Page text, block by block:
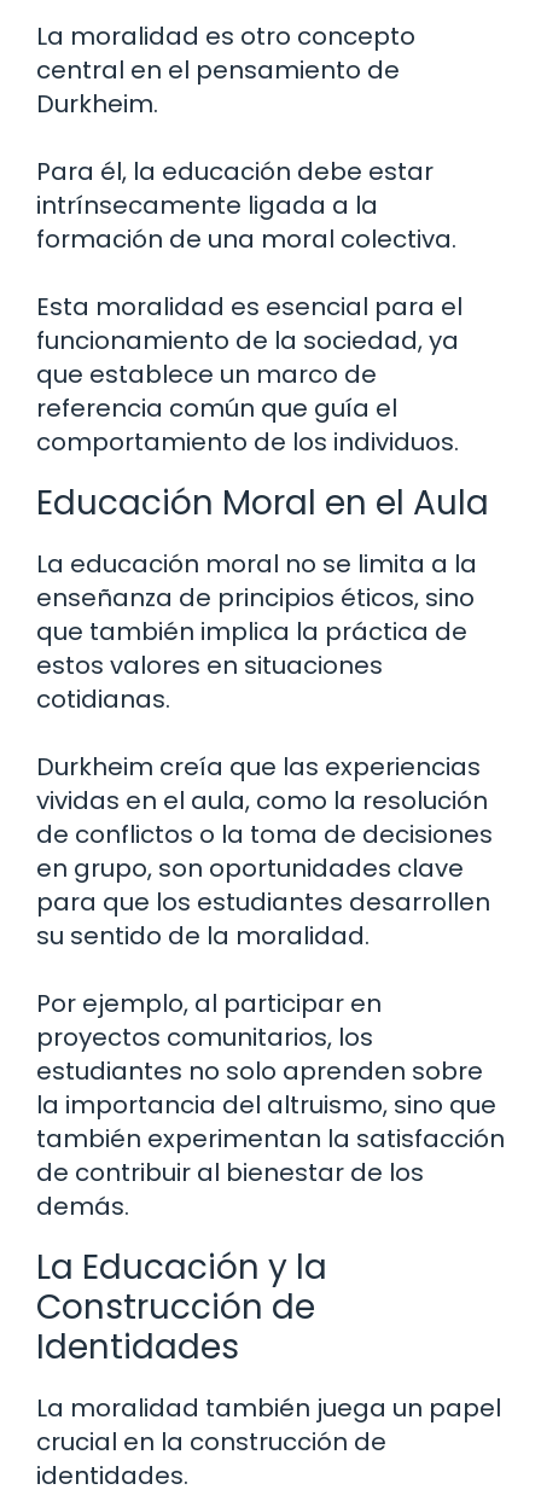
La moralidad es otro concepto
central en el pensamiento de
Durkheim.
Para él, la educación debe estar
intrínsecamente ligada a la
formación de una moral colectiva.
Esta moralidad es esencial para el
funcionamiento de la sociedad, ya
que establece un marco de
referencia común que guía el
comportamiento de los individuos.
Educación Moral en el Aula
La educación moral no se limita a la
enseñanza de principios éticos, sino
que también implica la práctica de
estos valores en situaciones
cotidianas.
Durkheim creía que las experiencias
vividas en el aula, como la resolución
de conflictos o la toma de decisiones
en grupo, son oportunidades clave
para que los estudiantes desarrollen
su sentido de la moralidad.
Por ejemplo, al participar en
proyectos comunitarios, los
estudiantes no solo aprenden sobre
la importancia del altruismo, sino que
también experimentan la satisfacción
de contribuir al bienestar de los
demás.
La Educación y la
Construcción de
Identidades
La moralidad también juega un papel
crucial en la construcción de
identidades.